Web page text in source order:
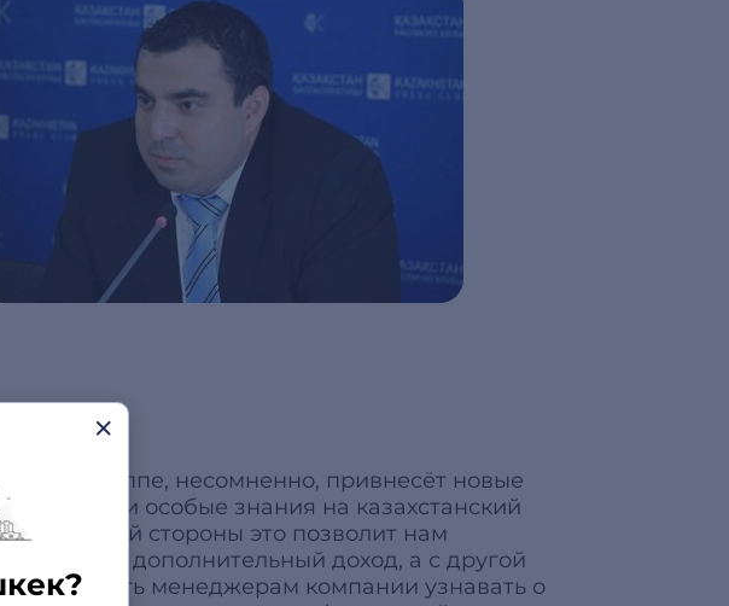
в группе, несомненно, привнесёт новые
товары и особые знания на казахстанский
С одной стороны это позволит нам
дополнительный доход, а с другой
помогать менеджерам компании узнавать о